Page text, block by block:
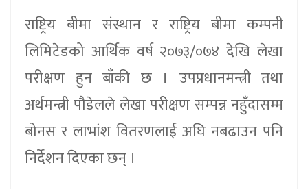
राष्ट्रिय बीमा संस्थान र राष्ट्रिय बीमा कम्पनी
लिमिटेडको आर्थिक वर्ष २०७३/०७४ देखि लेखा
परीक्षण हुन बाँकी छ । उपप्रधानमन्त्री तथा
अर्थमन्त्री पौडेलले लेखा परीक्षण सम्पन्न नहुँदासम्म
बोनस र लाभांश वितरणलाई अघि नबढाउन पनि
निर्देशन दिएका छन् ।